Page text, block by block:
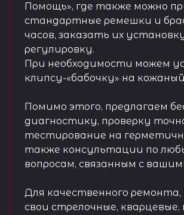
Помощь», где также можно
стандартные ремешки и
часов, заказать их
регулировку.
При необходимости можем
клипсу-«бабочку» на
Помимо этого, предлагаем
диагностику, проверку
тестирование на
также консультации по
вопросам, связанным с
Для качественного
свои стрелочные, кварцевые,